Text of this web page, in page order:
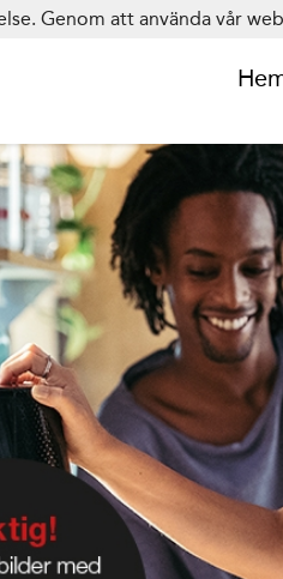
Genom att använda vår